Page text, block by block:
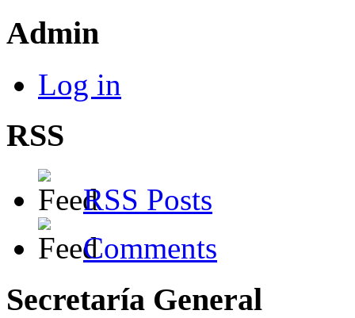
Admin
Log in
RSS
RSS Posts
Comments
Secretaría General